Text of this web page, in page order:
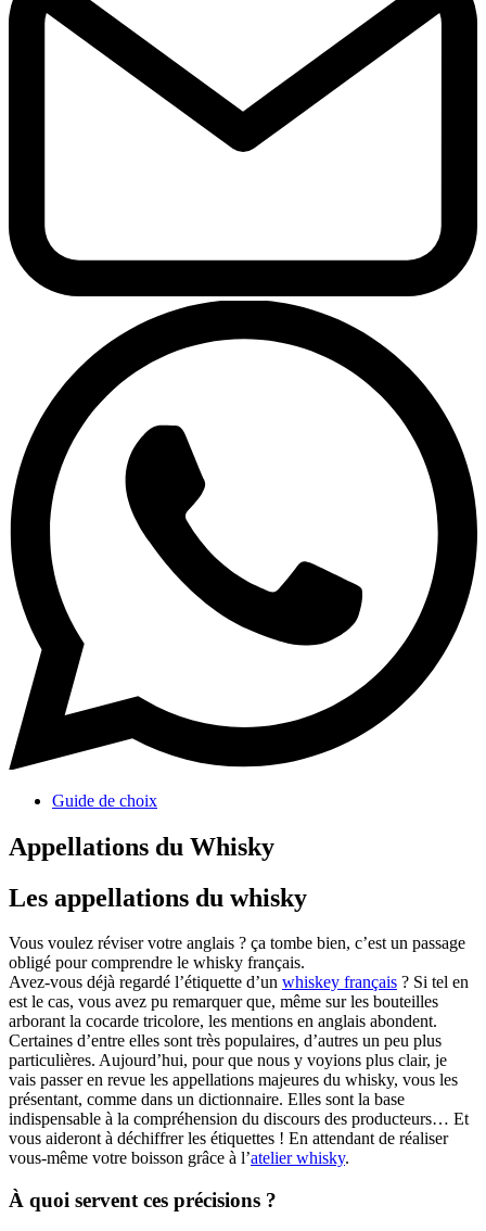
Guide de choix
Appellations du Whisky
Les appellations du whisky
Vous voulez réviser votre anglais ? ça tombe bien, c’est un passage
obligé pour comprendre le whisky français.
Avez-vous déjà regardé l’étiquette d’un whiskey français ? Si tel en
est le cas, vous avez pu remarquer que, même sur les bouteilles
arborant la cocarde tricolore, les mentions en anglais abondent.
Certaines d’entre elles sont très populaires, d’autres un peu plus
particulières. Aujourd’hui, pour que nous y voyions plus clair, je
vais passer en revue les appellations majeures du whisky, vous les
présentant, comme dans un dictionnaire. Elles sont la base
indispensable à la compréhension du discours des producteurs… Et
vous aideront à déchiffrer les étiquettes ! En attendant de réaliser
vous-même votre boisson grâce à l’atelier whisky.
À quoi servent ces précisions ?